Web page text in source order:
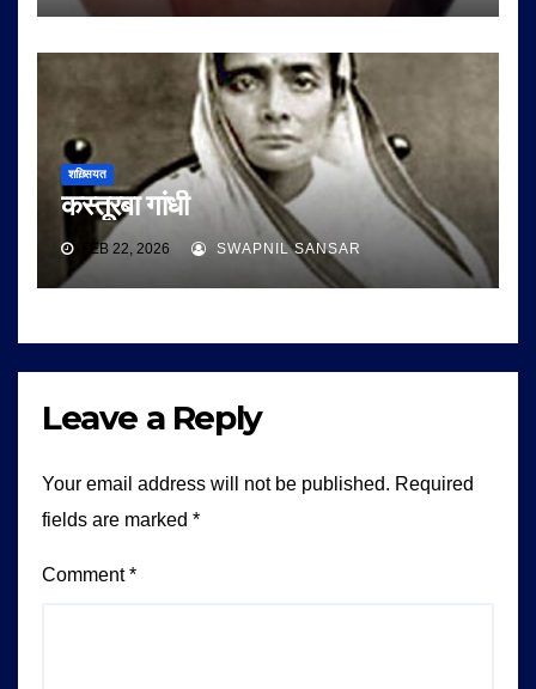
शख़्सियत
कस्तूरबा गांधी
FEB 22, 2026 SWAPNIL SANSAR
Leave a Reply
Your email address will not be published. Required
fields are marked *
Comment*